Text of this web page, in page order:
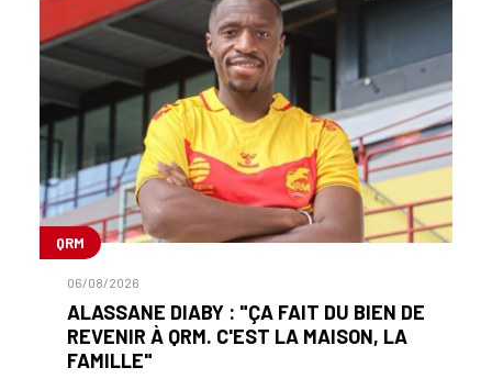
QRM
06/08/2026
ALASSANE DIABY : "ÇA FAIT DU BIEN DE
REVENIR À QRM. C'EST LA MAISON, LA
FAMILLE"